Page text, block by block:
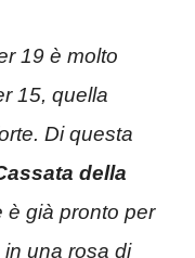
19 è molto
15, quella
Di questa
della
è già pronto per
una rosa di